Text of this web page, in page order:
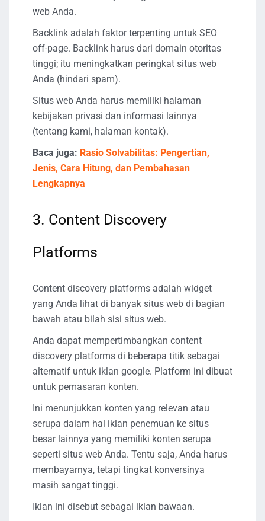
web Anda.
Backlink adalah faktor terpenting untuk SEO
off-page. Backlink harus dari domain otoritas
tinggi; itu meningkatkan peringkat situs web
Anda (hindari spam).
Situs web Anda harus memiliki halaman
kebijakan privasi dan informasi lainnya
(tentang kami, halaman kontak).
Baca juga: Rasio Solvabilitas: Pengertian,
Jenis, Cara Hitung, dan Pembahasan
Lengkapnya
3. Content Discovery
Platforms
Content discovery platforms adalah widget
yang Anda lihat di banyak situs web di bagian
bawah atau bilah sisi situs web.
Anda dapat mempertimbangkan content
discovery platforms di beberapa titik sebagai
alternatif untuk iklan google. Platform ini dibuat
untuk pemasaran konten.
Ini menunjukkan konten yang relevan atau
serupa dalam hal iklan penemuan ke situs
besar lainnya yang memiliki konten serupa
seperti situs web Anda. Tentu saja, Anda harus
membayarnya, tetapi tingkat konversinya
masih sangat tinggi.
Iklan ini disebut sebagai iklan bawaan.